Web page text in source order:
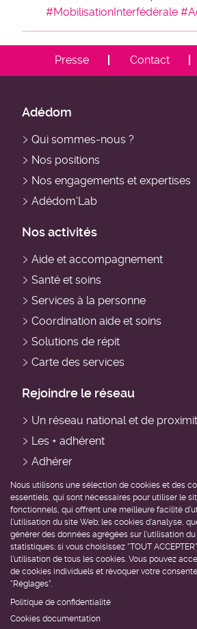
#MobilisationInterfédérale
-
contact
Presse Contact
ADDM
-
Navigation
principale
Adédom
Qui sommes-nous ?
Nos positions
Nos engagements et expertises
Adédom'Lab
Nos activités
Aide et accompagnement
Santé et soins
Services à la personne
Coordination aide et soins
Solutions de répit
Carte des services
Rejoindre le réseau
Un réseau national et de
Les + adhérent
Adhérer
Devenir professionnel du
Devenir bénévole
Être accompagné
Trouver un service près de chez
Demander de l'aide
Nous utilisons une sélection de cookies et des
essentiels, qui sont nécessaires pour utiliser le
fonctionnels, qui offrent une meilleure facilité
l'utilisation du site Web; les cookies d'analyse,
générer des données agrégées sur l'utilisation
statistiques; si vous choisissez "TOUT
l'utilisation de tous les cookies. Vous pouvez
de cookies individuels et révoquer votre
"Réglages".
Politique de confidentialité
Cookies documentation